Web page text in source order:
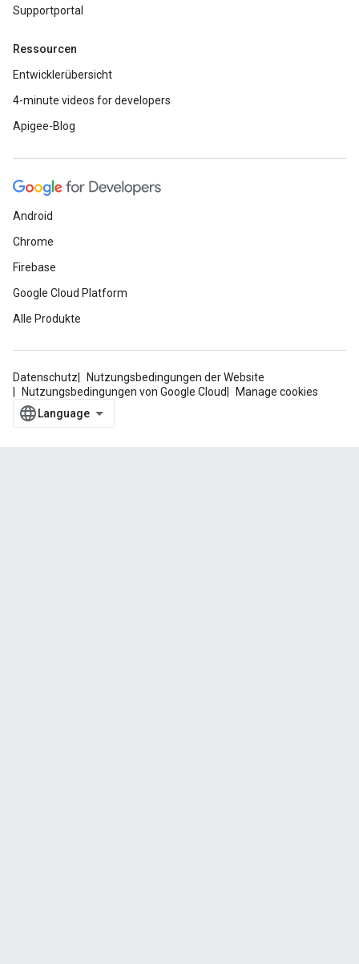
Supportportal
Ressourcen
Entwicklerübersicht
4-minute videos for developers
Apigee-Blog
Android
Chrome
Firebase
Google Cloud Platform
Alle Produkte
Datenschutz
Nutzungsbedingungen der Website
Nutzungsbedingungen von Google Cloud
Manage cookies